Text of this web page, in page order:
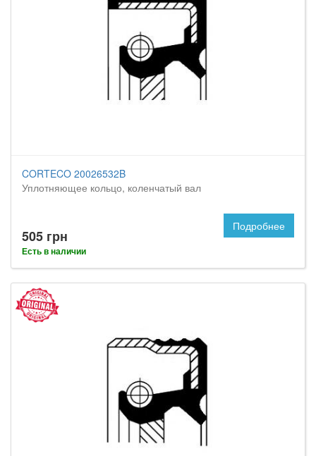
CORTECO 20026532B
Уплотняющее кольцо, коленчатый вал
505 грн
Есть в наличии
Подробнее